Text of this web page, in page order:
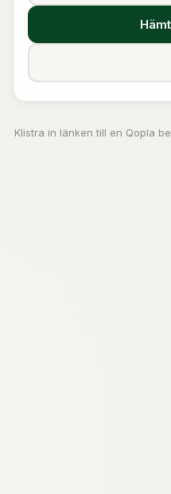
Klistra in länken till en Qopla